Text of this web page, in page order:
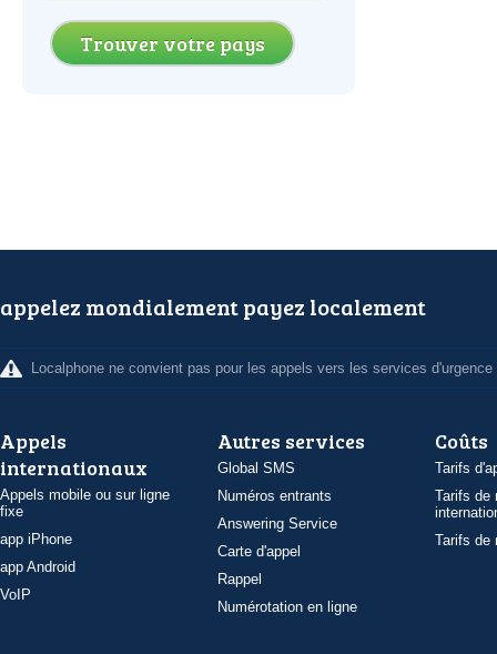
Trouver votre pays
appelez mondialement payez localement
Localphone ne convient pas pour les appels vers les services d'urgence
Appels
internationaux
Appels mobile ou sur ligne
fixe
app iPhone
app Android
VoIP
Autres services
Global SMS
Numéros entrants
Answering Service
Carte d'appel
Rappel
Numérotation en ligne
Coûts
Tarifs
Tarifs de
Tarifs de